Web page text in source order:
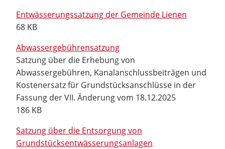
Entwässerungssatzung der Gemeinde Lienen
68 KB
Abwassergebührensatzung
Satzung über die Erhebung von
Abwassergebühren, Kanalanschlussbeiträgen und
Kostenersatz für Grundstücksanschlüsse in der
Fassung der VII. Änderung vom 18.12.2025
186 KB
Satzung über die Entsorgung von
Grundstücksentwässerungsanlagen